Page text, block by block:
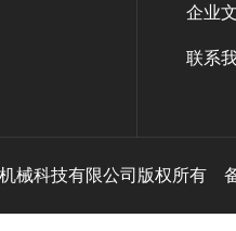
企业
联系
械科技有限公司版权所有